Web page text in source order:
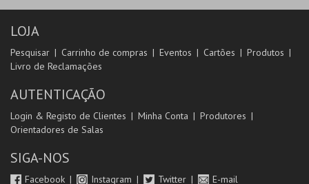
LOJA
Pesquisar Carrinho de compras Eventos Cartões
Produtos
Livro de Reclamações
AUTENTICAÇÃO
Login & Registo de Clientes Minha Conta
Produtores
Orientadores de Salas
SIGA-NOS
Facebook Instagram Twitter E-mail